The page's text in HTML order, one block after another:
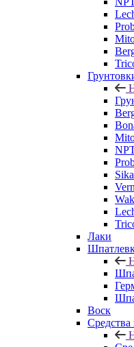
Sika
Лаки
Воск
Средства